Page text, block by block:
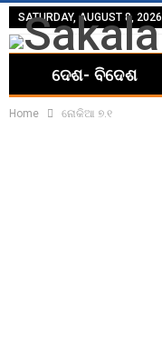
SATURDAY, AUGUST 8, 2026
ଦେଶ- ବିଦେଶ
Home ନୋକିଆ ୭.୧